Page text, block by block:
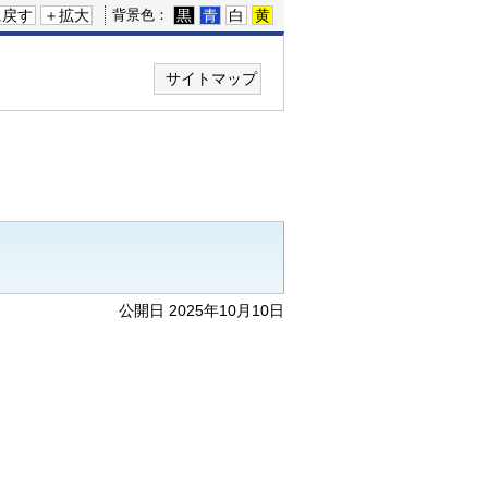
す ＋拡大 背景色： 黒 青 白 黄
サイトマップ
公開日 2025年10月10日